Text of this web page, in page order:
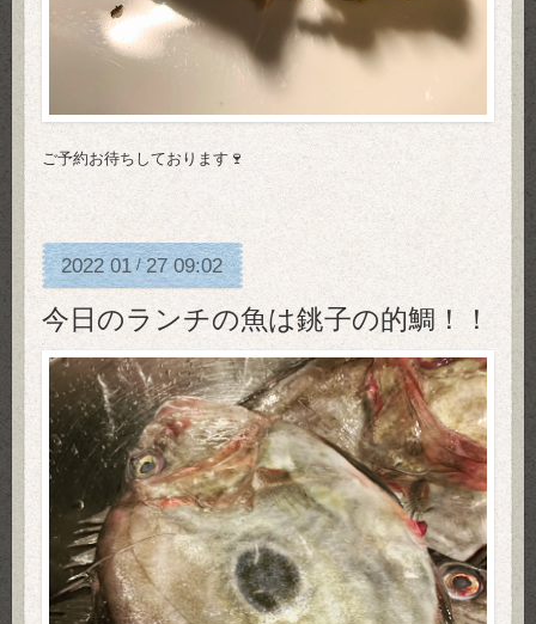
ご予約お待ちしております🍷
2022 01/27 09:02
今日のランチの魚は銚子の的鯛！！